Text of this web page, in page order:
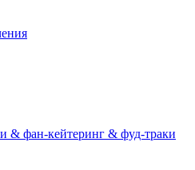
& фан-кейтеринг & фуд-траки